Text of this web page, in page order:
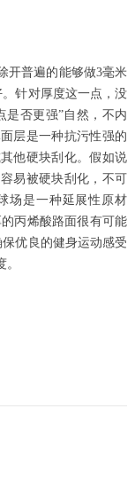
普遍的能够做3毫米
针对厚度这一点，没
是否更强”自然，不内
层是一种抗污性强的
他硬块刮化。假如说
易被硬块刮化，不可
场是一种延展性原材
丙烯酸路面很有可能
优良的健身运动感受